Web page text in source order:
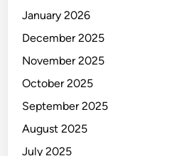
January 2026
December 2025
November 2025
October 2025
September 2025
August 2025
July 2025